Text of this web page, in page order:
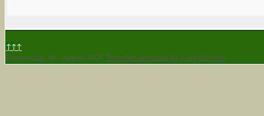
↑↑↑
Donnerstag, 06. August 2026 Template designed by LernVid.com